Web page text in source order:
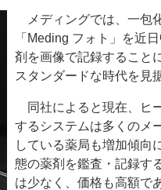
メディングでは、一包
「Meding フォト」を近
剤を画像で記録すること
スタンダードな時代を見
同社によると現在、ヒ
するシステムは多くのメ
している薬局も増加傾向
態の薬剤を鑑査・記録す
は少なく、価格も高額で